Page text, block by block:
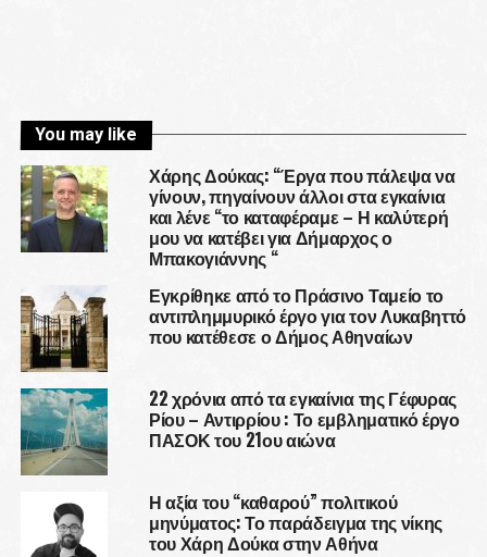
You may like
Χάρης Δούκας: “Έργα που πάλεψα να
γίνουν, πηγαίνουν άλλοι στα εγκαίνια
και λένε “το καταφέραμε – Η καλύτερή
μου να κατέβει για Δήμαρχος ο
Μπακογιάννης “
Εγκρίθηκε από το Πράσινο Ταμείο το
αντιπλημμυρικό έργο για τον Λυκαβηττό
που κατέθεσε ο Δήμος Αθηναίων
22 χρόνια από τα εγκαίνια της Γέφυρας
Ρίου – Αντιρρίου : Το εμβληματικό έργο
ΠΑΣΟΚ του 21ου αιώνα
Η αξία του “καθαρού” πολιτικού
μηνύματος: Το παράδειγμα της νίκης
του Χάρη Δούκα στην Αθήνα